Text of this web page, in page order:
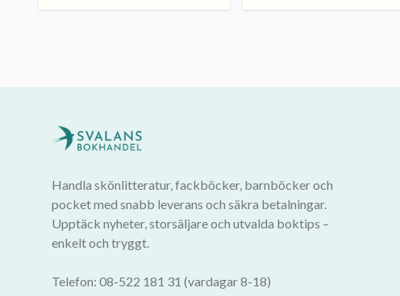
Handla skönlitteratur, fackböcker, barnböcker och
pocket med snabb leverans och säkra betalningar.
Upptäck nyheter, storsäljare och utvalda boktips –
enkelt och tryggt.
Telefon: 08-522 181 31 (vardagar 8-18)